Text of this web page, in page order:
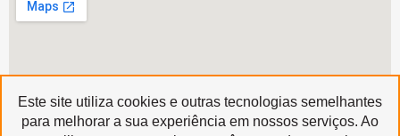
Este site utiliza cookies e outras tecnologias semelhantes
para melhorar a sua experiência em nossos serviços. Ao